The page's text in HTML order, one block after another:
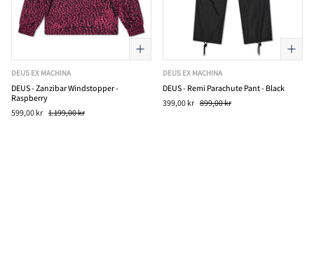
DEUS EX MACHINA
DEUS - Zanzibar Windstopper -
Raspberry
599,00 kr 1.199,00 kr
DEUS EX MACHINA
DEUS - Remi Parachute Pant - Black
399,00 kr 899,00 kr